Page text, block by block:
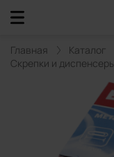
Главная Каталог
Скрепки и диспенсеры